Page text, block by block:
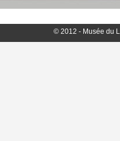
© 2012 - Musée du